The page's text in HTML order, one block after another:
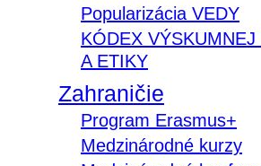
Popularizácia VEDY
KÓDEX
A ETIKY
Zahraničie
Program Erasmus+
Medzinárodné kurzy